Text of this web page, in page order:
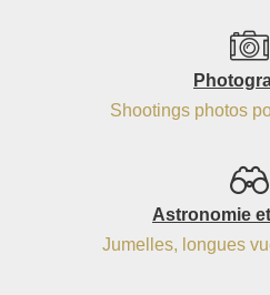
Shootings photos
Astronomie
Jumelles, longues